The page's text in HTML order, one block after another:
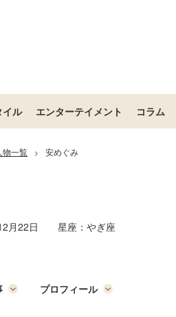
イル エンターテイメント コラム
物一覧 > 安めぐみ
月22日 星座： やぎ座
プロフィール